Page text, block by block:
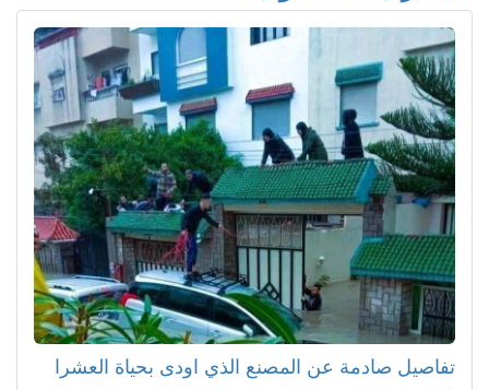
تفاصيل صادمة عن المصنع الذي اودى بحياة العشرا